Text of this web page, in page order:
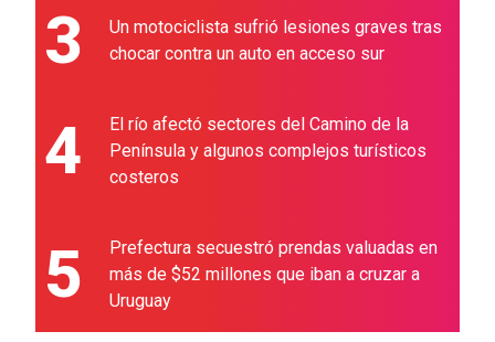
3
Un motociclista sufrió lesiones graves tras
chocar contra un auto en acceso sur
4
El río afectó sectores del Camino de la
Península y algunos complejos turísticos
costeros
5
Prefectura secuestró prendas valuadas en
más de $52 millones que iban a cruzar a
Uruguay